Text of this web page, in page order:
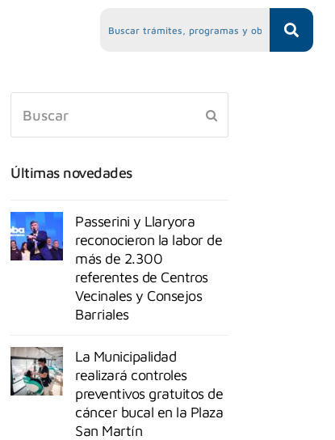
Últimas novedades
Passerini y Llaryora
reconocieron la labor de
más de 2.300
referentes de Centros
Vecinales y Consejos
Barriales
La Municipalidad
realizará controles
preventivos gratuitos de
cáncer bucal en la Plaza
San Martín